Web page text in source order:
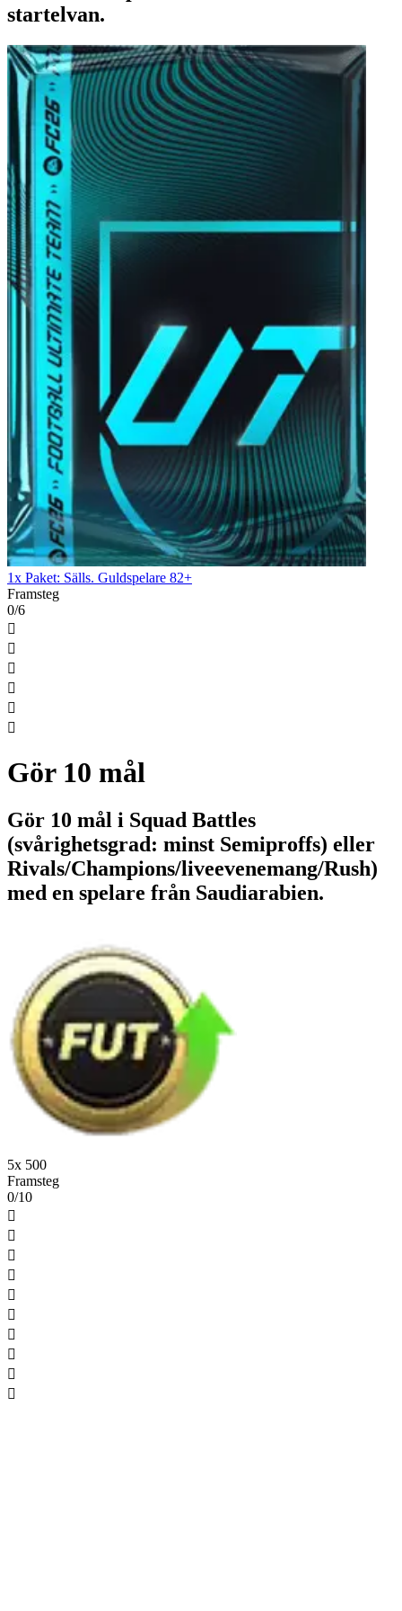
startelvan.
1x Paket: Sälls. Guldspelare 82+
Framsteg
0/6






Gör 10 mål
Gör 10 mål i Squad Battles
(svårighetsgrad: minst Semiproffs) eller
Rivals/Champions/liveevenemang/Rush)
med en spelare från Saudiarabien.
5x 500
Framsteg
0/10









